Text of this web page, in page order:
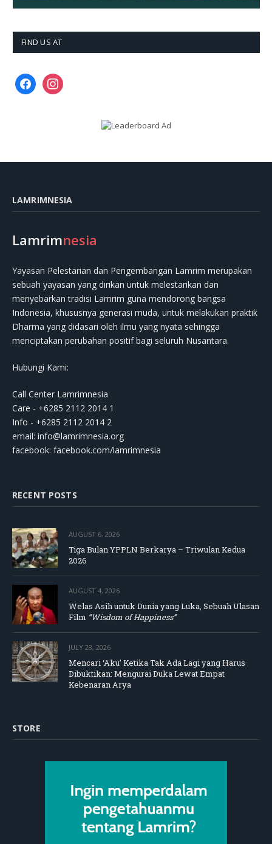
FIND US AT
facebookinstagram
LAMRIMNESIA
Lamrimnesia
Yayasan Pelestarian dan Pengembangan Lamrim merupakan
sebuah yayasan yang dirikan untuk melestarikan dan
menyebarkan tradisi Lamrim guna mendorong bangsa
Indonesia, khususnya generasi muda, untuk melakukan praktik
Dharma yang didasari oleh ilmu yang nyata sehingga
menciptakan perubahan positif bagi seluruh Nusantara.
Hubungi Kami:
Call Center Lamrimnesia
Care - +6285 2112 2014 1
Info - +6285 2112 2014 2
email: info@lamrimnesia.org
facebook: facebook.com/lamrimnesia
RECENT POSTS
AUGUST 6, 2026
Tiga Bulan YPPLN Berkarya – Triwulan Kedua
2026
AUGUST 4, 2026
Welas Asih untuk Dunia yang Luka, Sebuah Ulasan
Film “Wisdom of Happiness”
JULY 28, 2026
Mencari ‘Aku’ Ketika Tak Ada Lagi yang Harus
Dibuktikan: Mengurai Duka Lewat Empat
Kebenaran Arya
STORE